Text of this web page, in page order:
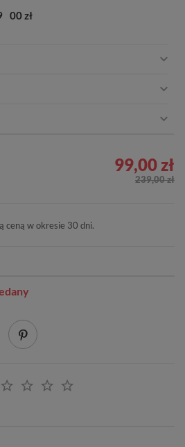
00 zł
99,00 zł
239,00 zł
ceną w okresie 30 dni.